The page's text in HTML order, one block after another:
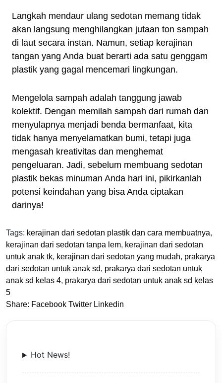
Langkah mendaur ulang sedotan memang tidak
akan langsung menghilangkan jutaan ton sampah
di laut secara instan. Namun, setiap kerajinan
tangan yang Anda buat berarti ada satu genggam
plastik yang gagal mencemari lingkungan.
Mengelola sampah adalah tanggung jawab
kolektif. Dengan memilah sampah dari rumah dan
menyulapnya menjadi benda bermanfaat, kita
tidak hanya menyelamatkan bumi, tetapi juga
mengasah kreativitas dan menghemat
pengeluaran. Jadi, sebelum membuang sedotan
plastik bekas minuman Anda hari ini, pikirkanlah
potensi keindahan yang bisa Anda ciptakan
darinya!
Tags: kerajinan dari sedotan plastik dan cara membuatnya,
kerajinan dari sedotan tanpa lem, kerajinan dari sedotan
untuk anak tk, kerajinan dari sedotan yang mudah, prakarya
dari sedotan untuk anak sd, prakarya dari sedotan untuk
anak sd kelas 4, prakarya dari sedotan untuk anak sd kelas
5
Share: Facebook Twitter Linkedin
Hot News!